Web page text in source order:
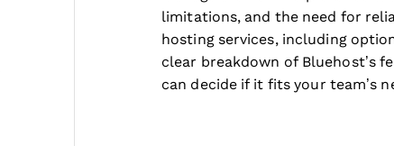
limitations, and the need for
hosting services, including
clear breakdown of Bluehost’s
can decide if it fits your team’s